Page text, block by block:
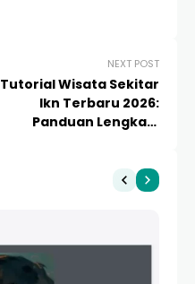
NEXT POST
Tutorial Wisata Sekitar
Ikn Terbaru 2026:
Panduan Lengkap,